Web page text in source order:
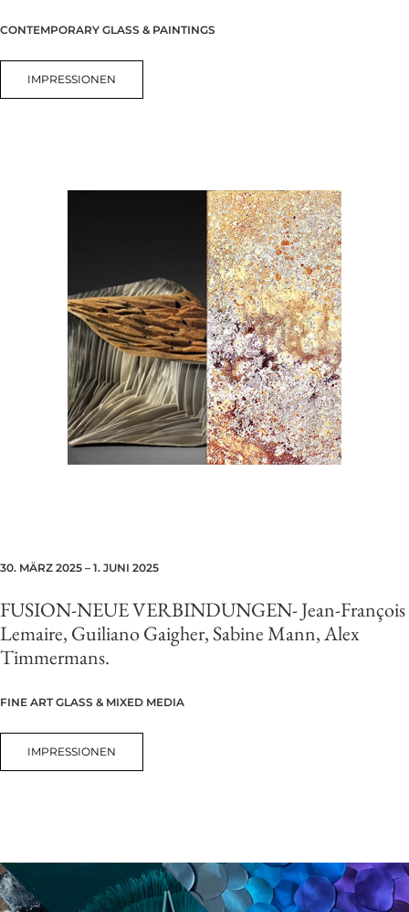
CONTEMPORARY GLASS & PAINTINGS
IMPRESSIONEN
30. MÄRZ 2025 – 1. JUNI 2025
FUSION-NEUE VERBINDUNGEN-Jean-François
Lemaire, Guiliano Gaigher, Sabine Mann, Alex
Timmermans.
FINE ART GLASS & MIXED MEDIA
IMPRESSIONEN